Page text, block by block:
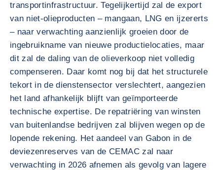
transportinfrastructuur. Tegelijkertijd zal de export
van niet-olieproducten – mangaan, LNG en ijzererts
– naar verwachting aanzienlijk groeien door de
ingebruikname van nieuwe productielocaties, maar
dit zal de daling van de olieverkoop niet volledig
compenseren. Daar komt nog bij dat het structurele
tekort in de dienstensector verslechtert, aangezien
het land afhankelijk blijft van geïmporteerde
technische expertise. De repatriëring van winsten
van buitenlandse bedrijven zal blijven wegen op de
lopende rekening. Het aandeel van Gabon in de
deviezenreserves van de CEMAC zal naar
verwachting in 2026 afnemen als gevolg van lagere